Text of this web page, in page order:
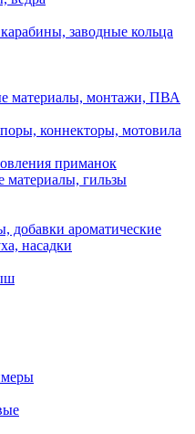
заводные кольца
материалы, монтажи, ПВА
коннекторы, мотовила
приманок
материалы, гильзы
добавки ароматические
насадки